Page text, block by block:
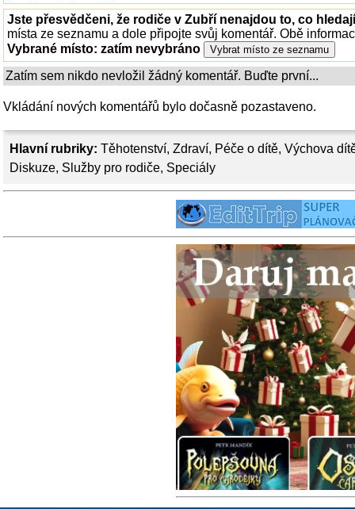
Hlavní rubriky: Těhotenství, Zdraví, Péče o dítě, Výchova
Diskuze, Služby pro rodiče, Speciály
Jste přesvědčeni, že rodiče v Zubří nenajdou to, co
místa ze seznamu a dole připojte svůj komentář. Obě
Vybrané místo: zatím nevybráno
Zatím sem nikdo nevložil žádný komentář. Buďte první...
Vkládání nových komentářů bylo dočasně pozastaveno.